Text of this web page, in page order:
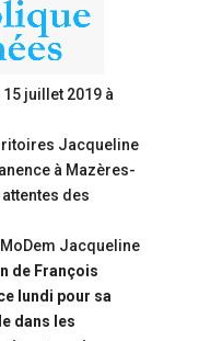
15 juillet 2019 à
Jacqueline
à Mazères-
des
Jacqueline
de François
lundi pour sa
dans les